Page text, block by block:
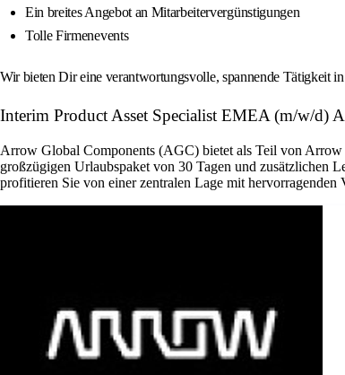
Ein breites Angebot an Mitarbeitervergünstigungen
Tolle Firmenevents
Wir bieten Dir eine verantwortungsvolle, spannende Tätigkeit
Interim Product Asset Specialist EMEA (m/w/d)
Arrow Global Components (AGC) bietet als Teil von Arrow
großzügigen Urlaubspaket von 30 Tagen und zusätzlichen
profitieren Sie von einer zentralen Lage mit